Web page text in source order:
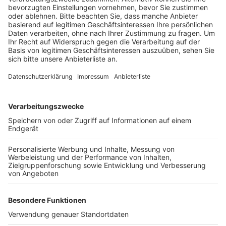
zusammengestoßen.
Veröffentlicht:Sonntag, 12.09.2021 09:17
Anzeige
Beifahrerin des zweiten Wagens wurden leicht
verletzt. Gegenüber der Polizei gaben sowohl die
Fahrerin als auch der Fahrer an, bei grün in die Kreuzung
gefahren zu sein. Auch weitere Zeugenaussagen
weichen laut Polizei teilweise voneinander ab. Die
Ermittlungen dauern an.
Anzeige